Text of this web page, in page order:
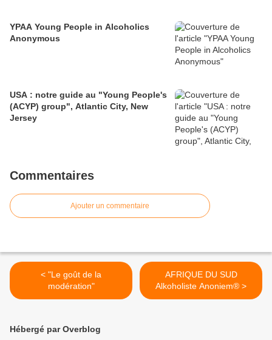
YPAA Young People in Alcoholics
Anonymous
USA : notre guide au "Young People's
(ACYP) group", Atlantic City, New
Jersey
Commentaires
Ajouter un commentaire
< "Le goût de la
modération"
AFRIQUE DU SUD
Alkoholiste Anoniem® >
Hébergé par Overblog